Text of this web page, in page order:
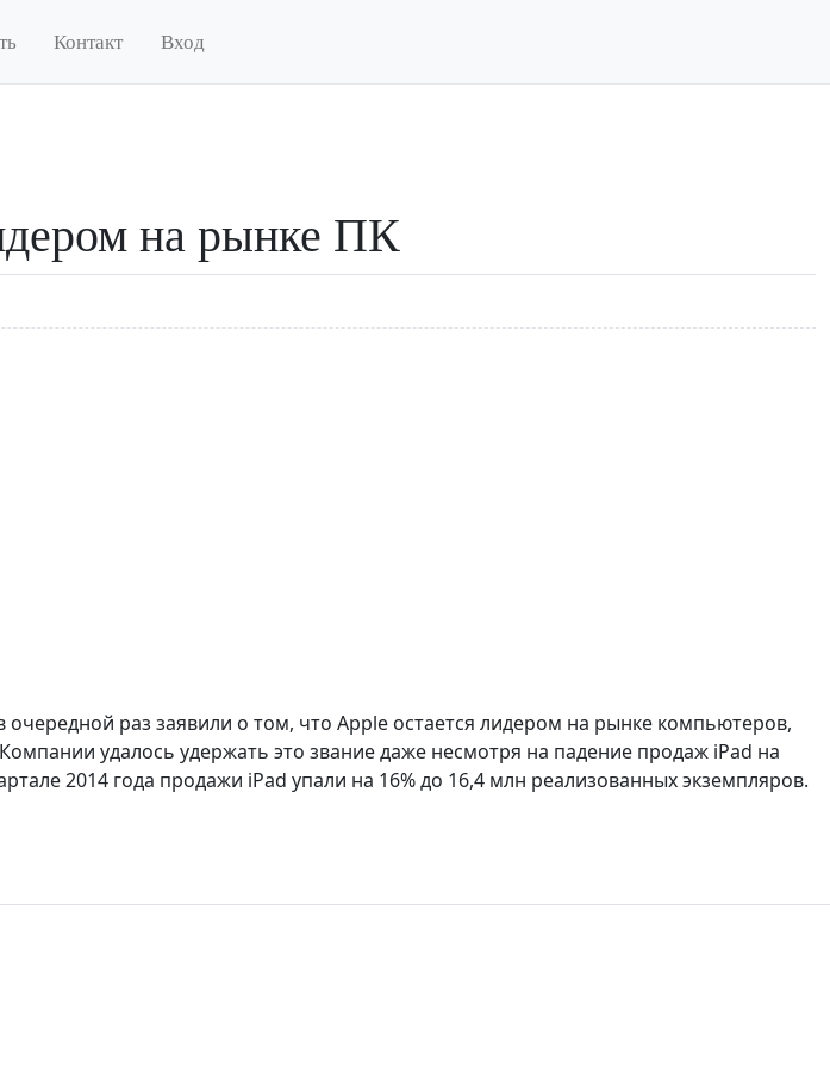
Контакт Вход
на рынке ПК
очередной раз заявили о том, что Apple остается лидером на рынке компьютеров,
удалось удержать это звание даже несмотря на падение продаж iPad на
2014 года продажи iPad упали на 16% до 16,4 млн реализованных экземпляров.